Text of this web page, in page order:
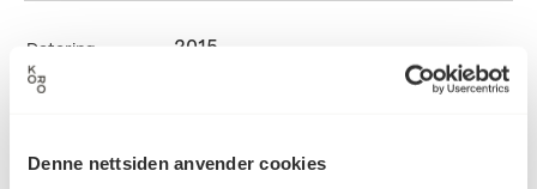
Denne nettsiden anvender cookies
Datering 2015